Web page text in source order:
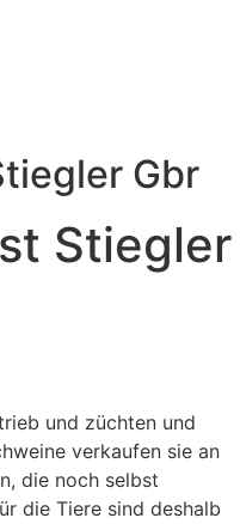
Gbr
Stiegler
und züchten und
verkaufen sie an
die noch selbst
die Tiere sind deshalb